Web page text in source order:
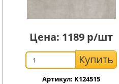
Цена: 1189 р/шт
Купить
Артикул: K124515